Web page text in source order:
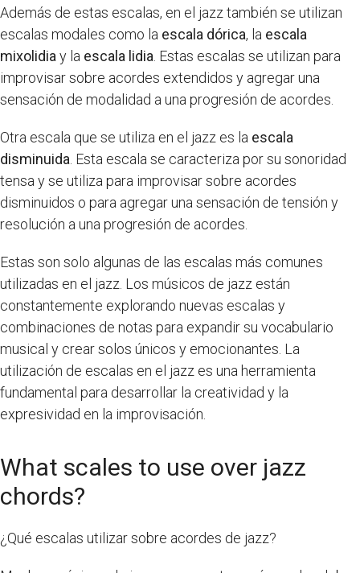
Además de estas escalas, en el jazz también se utilizan
escalas modales como la escala dórica, la escala
mixolidia y la escala lidia . Estas escalas se utilizan para
improvisar sobre acordes extendidos y agregar una
sensación de modalidad a una progresión de acordes.
Otra escala que se utiliza en el jazz es la escala
disminuida . Esta escala se caracteriza por su sonoridad
tensa y se utiliza para improvisar sobre acordes
disminuidos o para agregar una sensación de tensión y
resolución a una progresión de acordes.
Estas son solo algunas de las escalas más comunes
utilizadas en el jazz. Los músicos de jazz están
constantemente explorando nuevas escalas y
combinaciones de notas para expandir su vocabulario
musical y crear solos únicos y emocionantes. La
utilización de escalas en el jazz es una herramienta
fundamental para desarrollar la creatividad y la
expresividad en la improvisación.
What scales to use over jazz
chords?
¿Qué escalas utilizar sobre acordes de jazz?